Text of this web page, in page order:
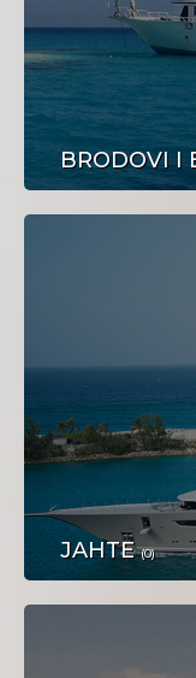
BRODOVI I
JAHTE(0)